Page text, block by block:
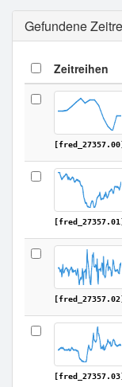
Gefundene
Zeitreihen
[fred_27357.00]
[fred_27357.01]
[fred_27357.02]
[fred_27357.03]